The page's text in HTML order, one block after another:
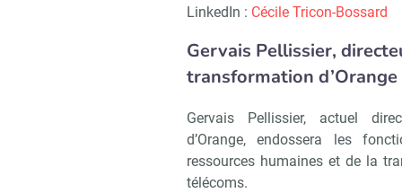
LinkedIn : Cécile Tricon-Bossard
Gervais Pellissier,
transformation d’Orange
Gervais Pellissier, actuel
d’Orange, endossera les
ressources humaines et de la
télécoms.